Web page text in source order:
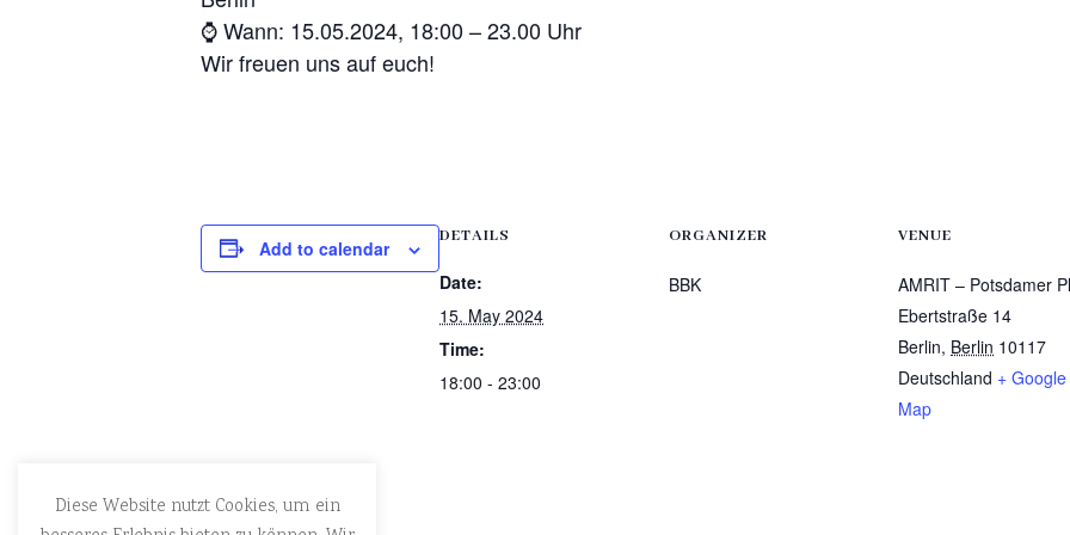
⌚ Wann: 15.05.2024, 18:00 – 23.00 Uhr
Wir freuen uns auf euch!
Add to calendar
DETAILS
Date:
15. May 2024
Time:
18:00 - 23:00
ORGANIZER
BBK
VENUE
AMRIT – Potsdamer
Ebertstraße 14
Berlin, Berlin 10117
Deutschland + Google
Map
Diese Website nutzt Cookies, um ein